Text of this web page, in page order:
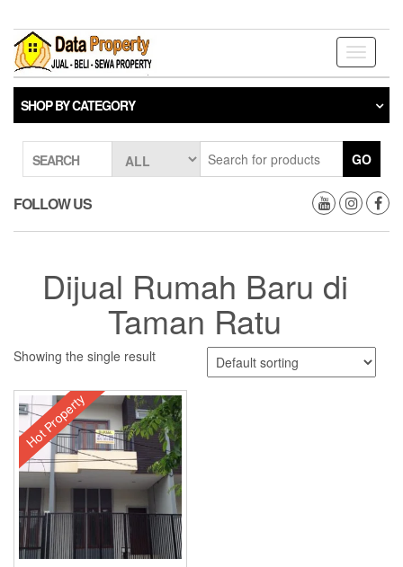
the
content
Toggle
SHOP BY CATEGORY
SEARCH GO
FOLLOW US
Dijual Rumah Baru di
Taman Ratu
Showing the single result
Hot Property